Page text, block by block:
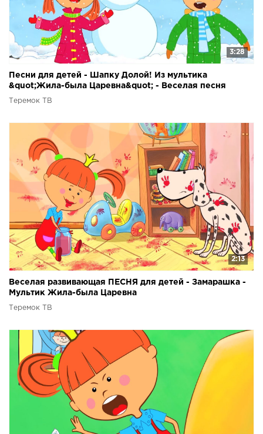
3:28
Песни для детей - Шапку Долой! Из мультика
&quot;Жила-была Царевна&quot; - Веселая песня
мультик про зиму
Теремок ТВ
2:13
Веселая развивающая ПЕСНЯ для детей - Замарашка -
Мультик Жила-была Царевна
Теремок ТВ